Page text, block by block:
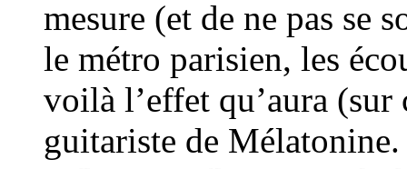
mesure (et de ne pas se
le métro parisien, les
voilà l’effet qu’aura
guitariste de